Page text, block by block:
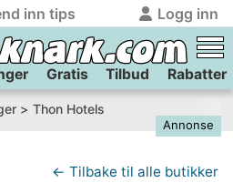
inn tips Logg inn
tilbake
helt gratispå
tilbake
de beste tipsene med
Gratis Tilbud Rabatter
Thon Hotels
Annonse
← Tilbake til alle butikker